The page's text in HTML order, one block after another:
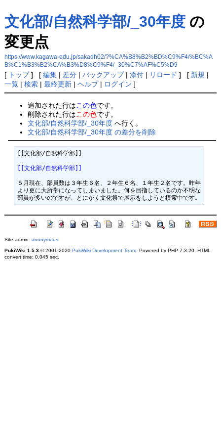
文化部/自然科学部/_30年度の
変更点
https://www.kagawa-edu.jp/sakadh02/?%CA%B8%B2%BD%C9%F4/%BC%A
B%C1%B3%B2%CA%B3%D8%C9%F4/_30%C7%AF%C5%D9
[ トップ] [ 編集| 差分| バックアップ| 添付| リロード ] [ 新規 |
一覧| 検索| 最終更新| ヘルプ| ログイン ]
追加された行はこの色です。
削除された行はこの色です。
文化部/自然科学部/_30年度 へ行く。
文化部/自然科学部/_30年度 の差分を削除
[[文化部/自然科学部]]
[[文化部/自然科学部]]
５月現在、部員数は３年生６名、２年生６名、１年生２名です。昨年
より更に大所帯になってしまいました。何を目指しているのか不明な
Site admin: anonymous
PukiWiki 1.5.3© 2001-2020 PukiWiki Development Team. Powered by PHP 7.3.20. HTML
convert time: 0.045 sec.